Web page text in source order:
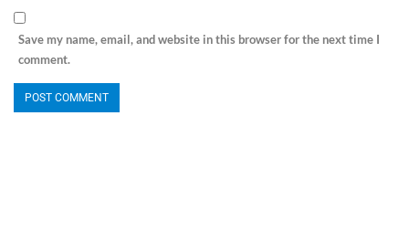
Save my name, email, and website in this browser for the next time I
comment.